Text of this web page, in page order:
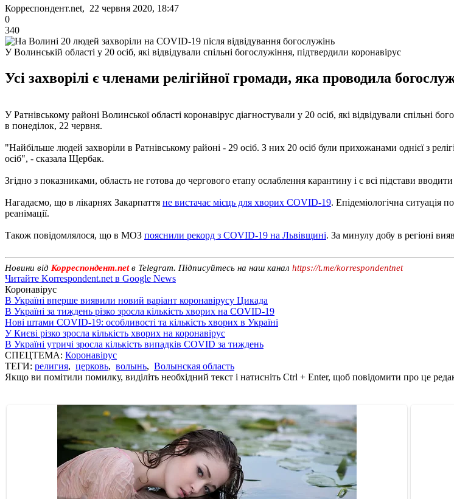
Корреспондент.net, 22 червня 2020, 18:47
0
340
У Волинській області у 20 осіб, які відвідували спільні богослужіння, підтвердили коронавірус
Усі захворілі є членами релігійної громади, яка проводила
У Ратнівському районі Волинської області коронавірус діагностували у 20 осіб, які відвідували
в понеділок, 22 червня.
"Найбільше людей захворіли в Ратнівському районі - 29 осіб. З них 20 осіб були прихожанами однієї з
осіб", - сказала Щербак.
Згідно з показниками, область не готова до чергового етапу ослаблення карантину і є всі підстави
Нагадаємо, що в лікарнях Закарпаття не вистачає місць для хворих COVID-19. Епідеміологічна ситуація
реанімації.
Також повідомлялося, що в МОЗ пояснили рекорд з COVID-19 на Львівщині. За минулу добу в регіоні
Новини від Корреспондент.netв Telegram. Підписуйтесь на наш канал https://t.me/korrespondentnet
Читайте Korrespondent.net в Google News
Коронавірус
В Україні вперше виявили новий варіант коронавірусу Цикада
В Україні за тиждень різко зросла кількість хворих на COVID-19
Нові штами COVID-19: особливості та кількість хворих в Україні
У Києві різко зросла кількість хворих на коронавірус
В Україні утричі зросла кількість випадків COVID за тиждень
СПЕЦТЕМА: Коронавірус
ТЕГИ: религия, церковь, волынь, Волынская область
Якщо ви помітили помилку, виділіть необхідний текст і натисніть Ctrl + Enter, щоб повідомити про це